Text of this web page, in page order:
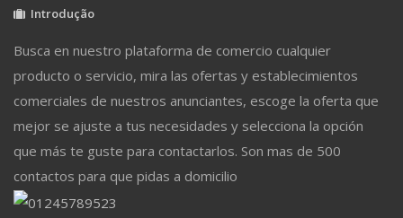
Introdução
Busca en nuestro plataforma de comercio cualquier
producto o servicio, mira las ofertas y establecimientos
comerciales de nuestros anunciantes, escoge la oferta que
mejor se ajuste a tus necesidades y selecciona la opción
que más te guste para contactarlos. Son mas de 500
contactos para que pidas a domicilio